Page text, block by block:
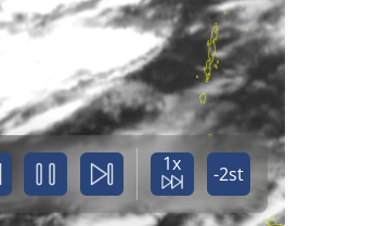
1x -2st